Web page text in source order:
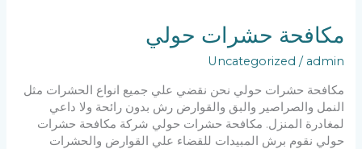
مكافحة حشرات حولي
Uncategorized / admin
مكافحة حشرات حولي نحن نقضي علي جميع انواع الحشرات مثل
النمل والصراصير والبق والقوارض رش بدون رائحة ولا داعي
لمغادرة المنزل. مكافحة حشرات حولي شركة مكافحة حشرات
حولي نقوم برش المبيدات للقضاء علي القوارض والحشرات